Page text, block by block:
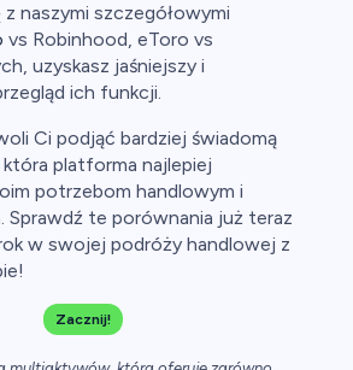
naszymi szczegółowymi
vs Robinhood, eToro vs
uzyskasz jaśniejszy i
ich funkcji.
Ci podjąć bardziej świadomą
platforma najlepiej
potrzebom handlowym i
Sprawdź te porównania już teraz
w swojej podróży handlowej z
Zacznij!